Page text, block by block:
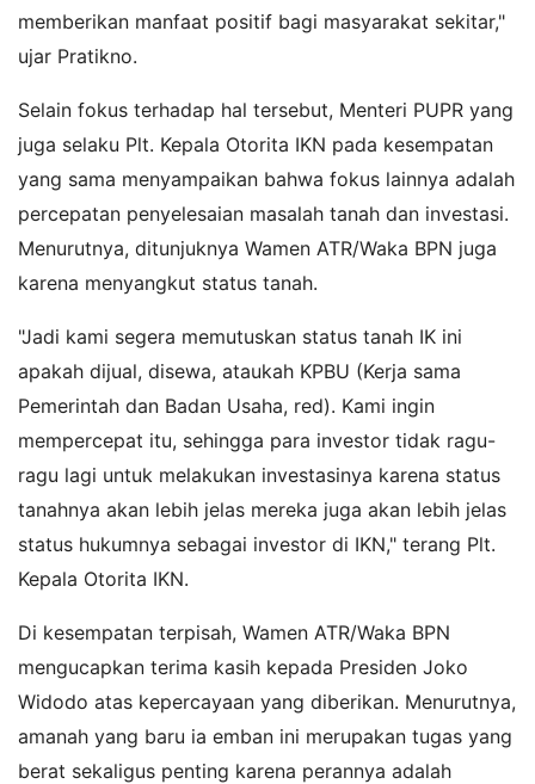
memberikan manfaat positif bagi masyarakat sekitar,"
ujar Pratikno.
Selain fokus terhadap hal tersebut, Menteri PUPR yang
juga selaku Plt. Kepala Otorita IKN pada kesempatan
yang sama menyampaikan bahwa fokus lainnya adalah
percepatan penyelesaian masalah tanah dan investasi.
Menurutnya, ditunjuknya Wamen ATR/Waka BPN juga
karena menyangkut status tanah.
"Jadi kami segera memutuskan status tanah IK ini
apakah dijual, disewa, ataukah KPBU (Kerja sama
Pemerintah dan Badan Usaha, red). Kami ingin
mempercepat itu, sehingga para investor tidak ragu-
ragu lagi untuk melakukan investasinya karena status
tanahnya akan lebih jelas mereka juga akan lebih jelas
status hukumnya sebagai investor di IKN," terang Plt.
Kepala Otorita IKN.
Di kesempatan terpisah, Wamen ATR/Waka BPN
mengucapkan terima kasih kepada Presiden Joko
Widodo atas kepercayaan yang diberikan. Menurutnya,
amanah yang baru ia emban ini merupakan tugas yang
berat sekaligus penting karena perannya adalah